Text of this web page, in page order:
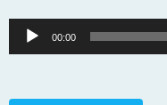
阅读文章
Audio
Player
00:00